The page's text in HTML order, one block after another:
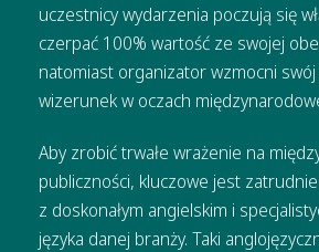
uczestnicy wydarzenia poczują się
czerpać 100% wartość ze swojej
natomiast organizator wzmocni
wizerunek w oczach
Aby zrobić trwałe wrażenie na
publiczności, kluczowe jest
z doskonałym angielskim i
języka danej branży. Taki